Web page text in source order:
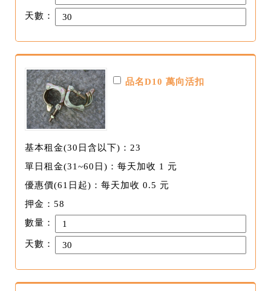
天數：
品名D10 萬向活扣
基本租金(30日含以下)：23
單日租金(31~60日)：每天加收 1 元
優惠價(61日起)：每天加收 0.5 元
押金：58
數量：
天數：